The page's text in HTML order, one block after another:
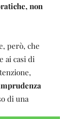
non
però, che
ai casi di
di una